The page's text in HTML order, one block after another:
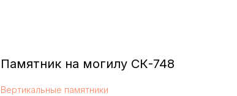
Памятник на могилу СК-748
Вертикальные памятники